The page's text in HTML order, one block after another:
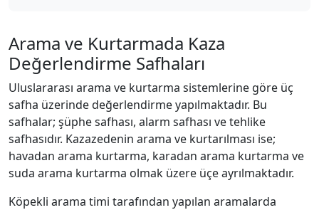
Arama ve Kurtarmada Kaza
Değerlendirme Safhaları
Uluslararası arama ve kurtarma sistemlerine göre üç
safha üzerinde değerlendirme yapılmaktadır. Bu
safhalar; şüphe safhası, alarm safhası ve tehlike
safhasıdır. Kazazedenin arama ve kurtarılması ise;
havadan arama kurtarma, karadan arama kurtarma ve
suda arama kurtarma olmak üzere üçe ayrılmaktadır.
Köpekli arama timi tarafından yapılan aramalarda